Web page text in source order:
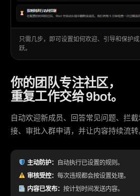
只需几步，即可设置如何欢迎、引导和保护
跃。
你的团队专注社区，
重复工作交给 9bot。
自动欢迎新成员、回答常见问题、拦
接、审批入群申请，并让内容持续流转
主动防护： 自动执行已设置的规则。
审核受控： 每次违规都会按设置处理。
内容已发布： 按计划时间发送内容。